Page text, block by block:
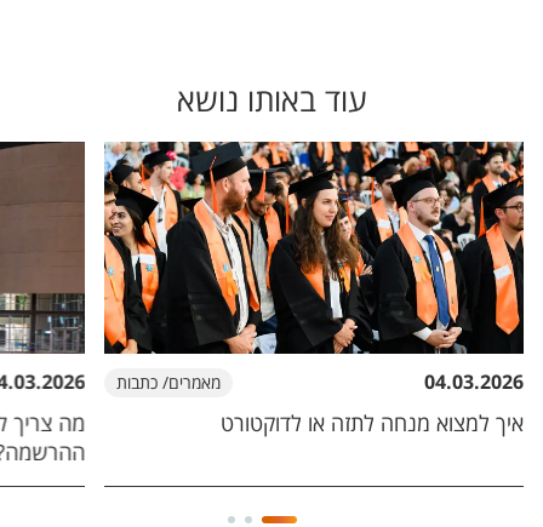
עוד באותו נושא
04.03.2026 מאמרים/ כתבות
איך למצוא מנחה לתזה או לדוקטורט
מה צריך